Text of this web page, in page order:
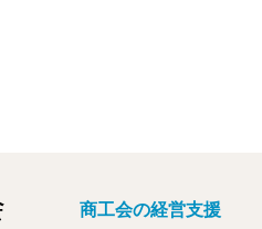
商工会の経営支援